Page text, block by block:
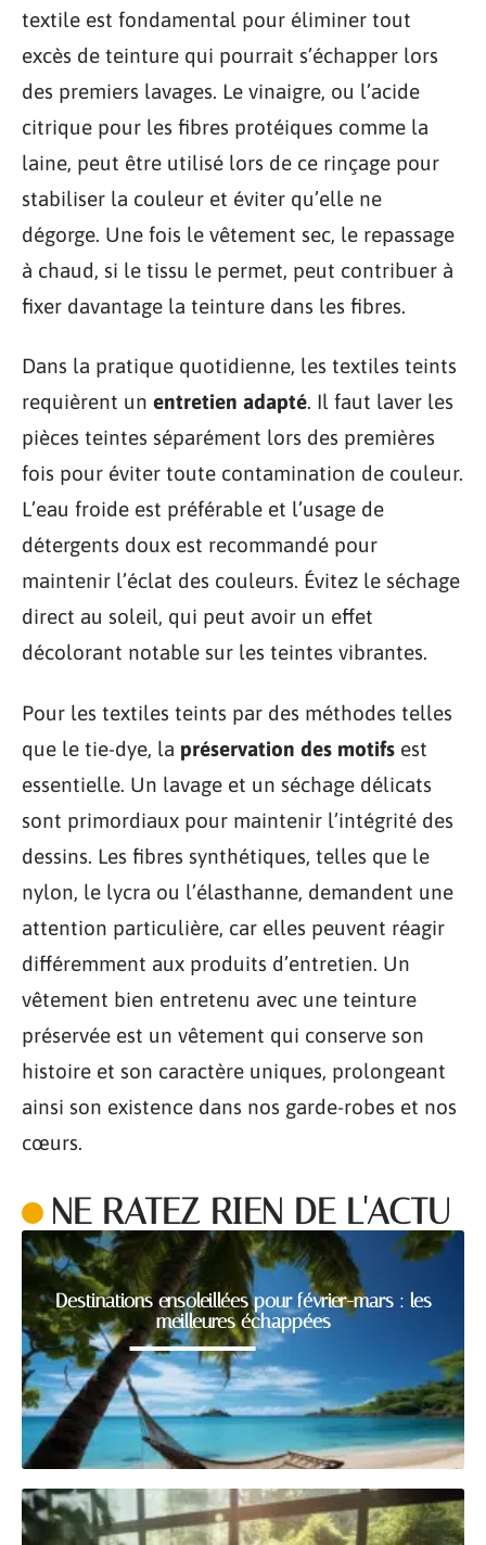
textile est fondamental pour éliminer tout
excès de teinture qui pourrait s’échapper lors
des premiers lavages. Le vinaigre, ou l’acide
citrique pour les fibres protéiques comme la
laine, peut être utilisé lors de ce rinçage pour
stabiliser la couleur et éviter qu’elle ne
dégorge. Une fois le vêtement sec, le repassage
à chaud, si le tissu le permet, peut contribuer à
fixer davantage la teinture dans les fibres.
Dans la pratique quotidienne, les textiles teints
requièrent un entretien adapté. Il faut laver les
pièces teintes séparément lors des premières
fois pour éviter toute contamination de couleur.
L’eau froide est préférable et l’usage de
détergents doux est recommandé pour
maintenir l’éclat des couleurs. Évitez le séchage
direct au soleil, qui peut avoir un effet
décolorant notable sur les teintes vibrantes.
Pour les textiles teints par des méthodes telles
que le tie-dye, la préservation des motifs est
essentielle. Un lavage et un séchage délicats
sont primordiaux pour maintenir l’intégrité des
dessins. Les fibres synthétiques, telles que le
nylon, le lycra ou l’élasthanne, demandent une
attention particulière, car elles peuvent réagir
différemment aux produits d’entretien. Un
vêtement bien entretenu avec une teinture
préservée est un vêtement qui conserve son
histoire et son caractère uniques, prolongeant
ainsi son existence dans nos garde-robes et nos
cœurs.
NE RATEZ RIEN DE L'ACTU
Destinations ensoleillées pour février-mars : les
meilleures échappées